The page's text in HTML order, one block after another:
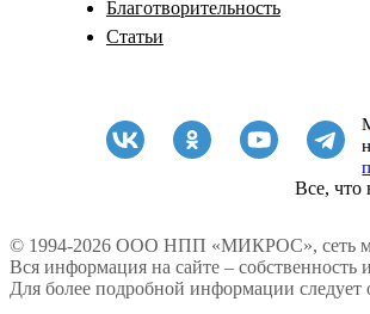
Благотворительность
Статьи
Все, что
© 1994-2026 ООО НПП «МИКРОС», сеть
Вся информация на сайте –
Для более подробной информации